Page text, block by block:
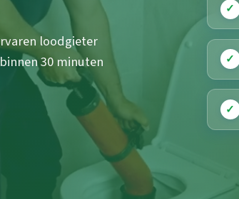
loodgieter
30 minuten
✓
✓
✓